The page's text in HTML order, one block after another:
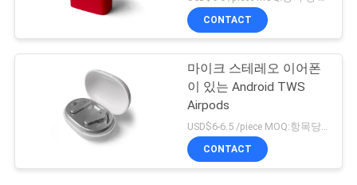
CONTACT
마이크 스테레오 이어폰
이 있는 Android TWS
Airpods
USD$6-6.5 /piece MOQ:항목당 500개
CONTACT